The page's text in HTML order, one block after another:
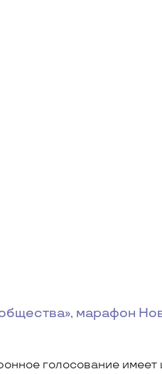
марафон
голосование